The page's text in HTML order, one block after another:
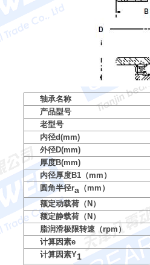
轴承名称
产品型号
老型号
内径d(mm)
外径D(mm)
厚度B(mm)
内径厚度B1（mm）
圆角半径ra （mm）
额定动载荷（N）
额定静载荷（N）
脂润滑极限转速（rpm）
计算因素e
计算因素Y1